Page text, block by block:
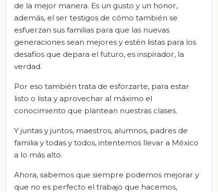
de la mejor manera. Es un gusto y un honor,
además, el ser testigos de cómo también se
esfuerzan sus familias para que las nuevas
generaciones sean mejores y estén listas para los
desafíos que depara el futuro, es inspirador, la
verdad.
Por eso también trata de esforzarte, para estar
listo o lista y aprovechar al máximo el
conocimiento que plantean nuestras clases.
Y juntas y juntos, maestros, alumnos, padres de
familia y todas y todos, intentemos llevar a México
a lo más alto.
Ahora, sabemos que siempre podemos mejorar y
que no es perfecto el trabajo que hacemos,